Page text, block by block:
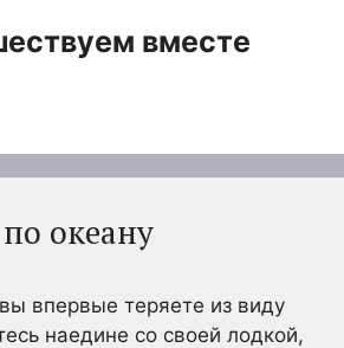
вместе
океану
впервые теряете из виду
наедине со своей лодкой,